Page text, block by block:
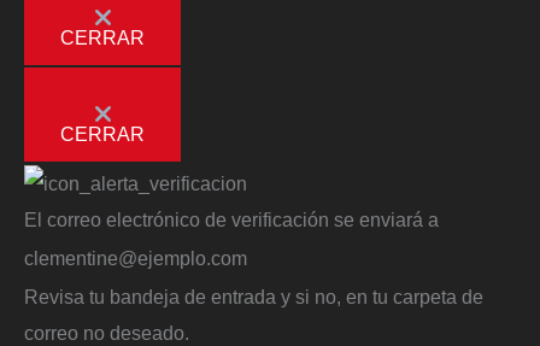
CERRAR
CERRAR
El correo electrónico de verificación se enviará a
clementine@ejemplo.com
Revisa tu bandeja de entrada y si no, en tu carpeta de
correo no deseado.